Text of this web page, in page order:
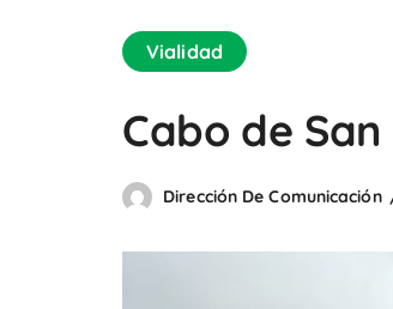
Vialidad
Cabo de
Dirección De Comunicación